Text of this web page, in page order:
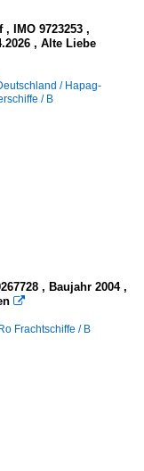
, IMO 9723253 ,
, Alte Liebe
/ Hapag-
/ B
, Baujahr 2004 ,

Frachtschiffe / B